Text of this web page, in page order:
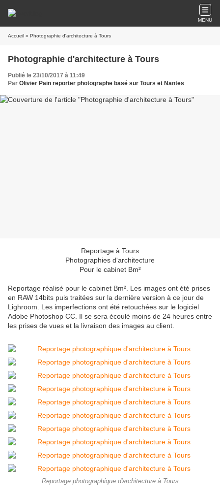
MENU
Accueil » Photographie d'architecture à Tours
Photographie d'architecture à Tours
Publié le 23/10/2017 à 11:49
Par Olivier Pain reporter photographe basé sur Tours et Nantes
Reportage à Tours
Photographies d'architecture
Pour le cabinet Bm²
Reportage réalisé pour le cabinet Bm². Les images ont été prises
en RAW 14bits puis traitées sur la dernière version à ce jour de
Lighroom. Les imperfections ont été retouchées sur le logiciel
Adobe Photoshop CC. Il se sera écoulé moins de 24 heures entre
les prises de vues et la livraison des images au client.
Reportage photographique d'architecture à Tours